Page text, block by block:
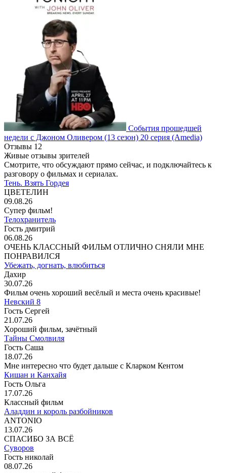
События прошедшей
недели с Джоном Оливером (13 сезон) 20 серия (Amedia)
Отзывы 12
Живые отзывы зрителей
Смотрите, что обсуждают прямо сейчас, и подключайтесь к
разговору о фильмах и сериалах.
Тень. Взять Гордея
ЦВЕТЕЛИН
09.08.26
Супер фильм!
Телохранитель
Гость дмитрий
06.08.26
ОЧЕНЬ КЛАССНЫЙ ФИЛЬМ ОТЛИЧНО СНЯЛИ МНЕ
ПОНРАВИЛСЯ
Убежать, догнать, влюбиться
Дахир
30.07.26
Фильм очень хороший весёлый и места очень красивые!
Невский 8
Гость Сергей
21.07.26
Хороший фильм, зачётный
Тайны Смолвиля
Гость Саша
18.07.26
Мне интересно что будет дальше с Кларком Кентом
Кишан и Канхайя
Гость Ольга
17.07.26
Классный фильм
Аладдин и король разбойников
ANTONIO
13.07.26
СПАСИБО ЗА ВСЁ
Суворов
Гость николай
08.07.26